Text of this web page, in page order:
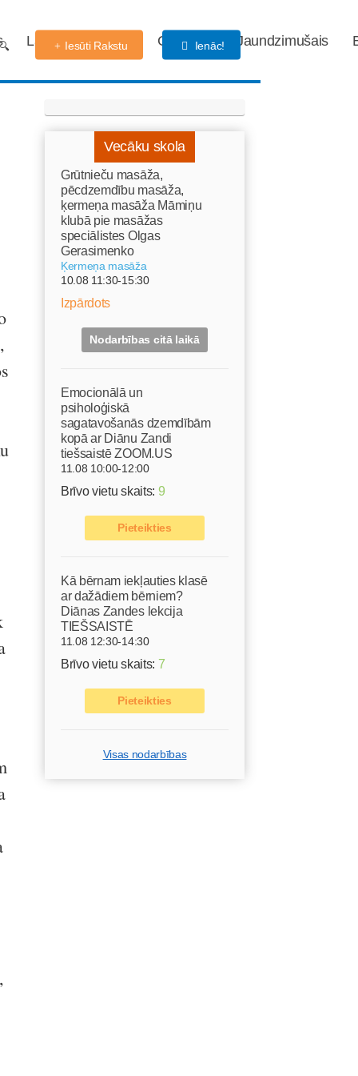
Labdarības fonds Gaidības Jaundzimušais
Iesūti Rakstu Ienāc!
Vecāku skola
Grūtnieču masāža,
pēcdzemdību masāža,
ķermeņa masāža Māmiņu
klubā pie masāžas
speciālistes Olgas
Gerasimenko
Ķermeņa masāža
10.08 11:30-15:30
Izpārdots
Nodarbības citā laikā
Emocionālā un
psiholoģiskā
sagatavošanās dzemdībām
kopā ar Diānu Zandi
tiešsaistē ZOOM.US
11.08 10:00-12:00
Brīvo vietu skaits: 9
Pieteikties
Kā bērnam iekļauties klasē
ar dažādiem bērniem?
Diānas Zandes lekcija
TIEŠSAISTĒ
11.08 12:30-14:30
Brīvo vietu skaits: 7
Pieteikties
Visas nodarbības